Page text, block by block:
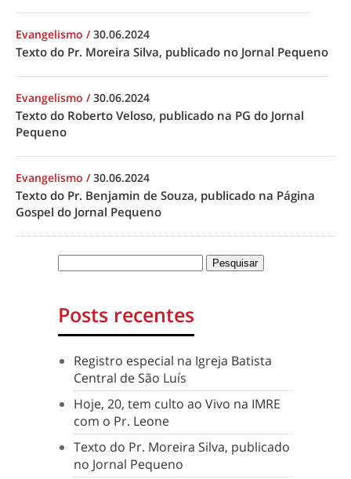
Evangelismo /30.06.2024
Texto do Pr. Moreira Silva, publicado no Jornal Pequeno
Evangelismo /30.06.2024
Texto do Roberto Veloso, publicado na PG do Jornal
Pequeno
Evangelismo /30.06.2024
Texto do Pr. Benjamin de Souza, publicado na Página
Gospel do Jornal Pequeno
Posts recentes
Registro especial na Igreja Batista
Central de São Luís
Hoje, 20, tem culto ao Vivo na IMRE
com o Pr. Leone
Texto do Pr. Moreira Silva, publicado
no Jornal Pequeno